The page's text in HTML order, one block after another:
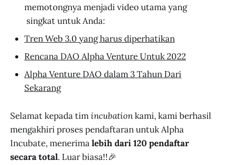
memotongnya menjadi video utama yang
singkat untuk Anda:
Tren Web 3.0 yang harus diperhatikan
Rencana DAO Alpha Venture Untuk 2022
Alpha Venture DAO dalam 3 Tahun Dari
Sekarang
Selamat kepada timincubationkami, kami berhasil
mengakhiri proses pendaftaran untuk Alpha
Incubate, menerimalebih dari 120 pendaftar
secara total. Luar biasa!!🎉